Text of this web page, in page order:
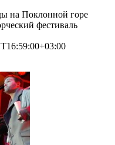
на Поклонной горе
фестиваль